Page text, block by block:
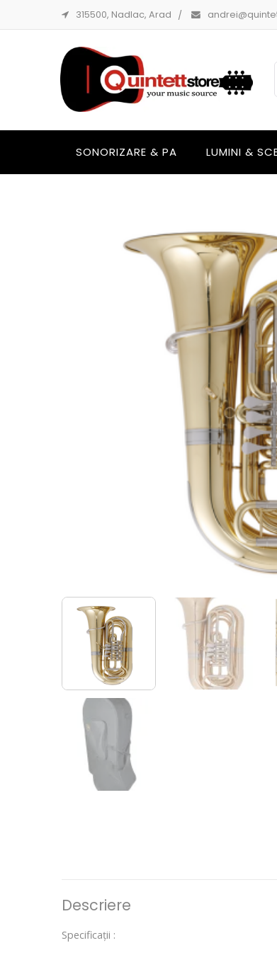
315500, Nadlac, Arad
SONORIZARE & PA LUMINI &
Descriere
Specificații :